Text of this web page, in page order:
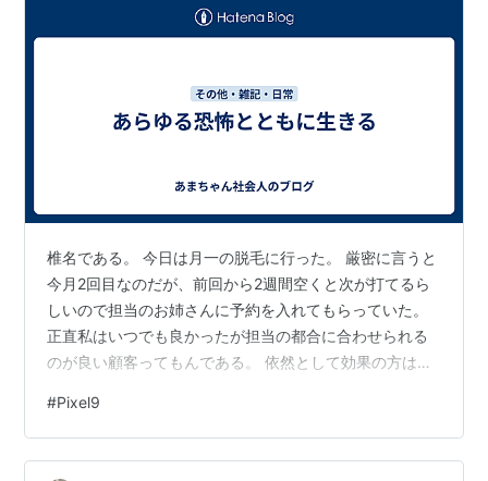
椎名である。 今日は月一の脱毛に行った。 厳密に言うと
今月2回目なのだが、前回から2週間空くと次が打てるら
しいので担当のお姉さんに予約を入れてもらっていた。
正直私はいつでも良かったが担当の都合に合わせられる
のが良い顧客ってもんである。 依然として効果の方は一
をあげるためだけにまだ通っている。まだ長い人生、こ
ういった散財もきっとあって悪くない。 バスで行くか車
で行くか出発のギリギリまで悩み、よし今日はバスで行
#Pixel9